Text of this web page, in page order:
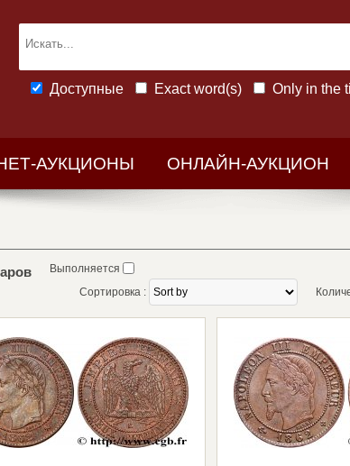
Доступные Exact word(s) Only in the
АУКЦИОНЫ ОНЛАЙН-АУКЦИОН
Выполняется
Сортировка :